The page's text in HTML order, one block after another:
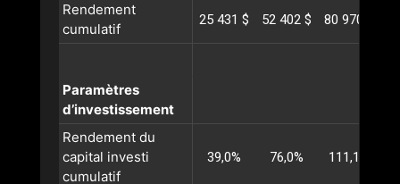
Rendement
cumulatif
25 431 $ 52 402 $ 80 970 $
Paramètres
d’investissement
Rendement du
capital investi
cumulatif
39,0% 76,0% 111,1%